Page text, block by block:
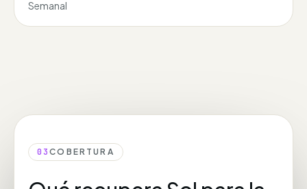
Semanal
03COBERTURA